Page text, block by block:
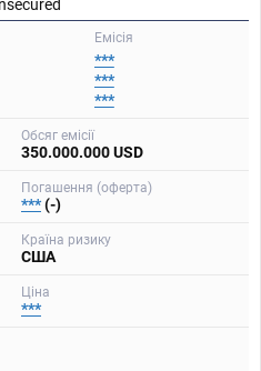
Емісія
***
***
***
Обсяг емісії
350.000.000 USD
Погашення (оферта)
***(-)
Країна ризику
США
Ціна
***